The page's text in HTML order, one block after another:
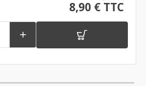
8,90 € TTC
